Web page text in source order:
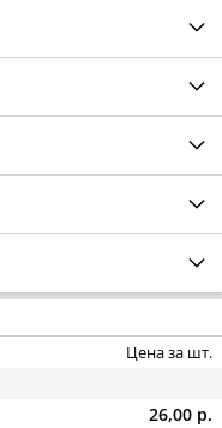
Цена за шт.
26,00 р.